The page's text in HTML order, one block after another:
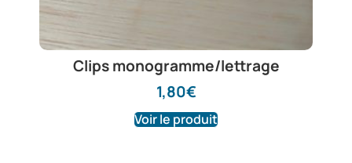
Clips monogramme/lettrage
1,80€
Voir le produit